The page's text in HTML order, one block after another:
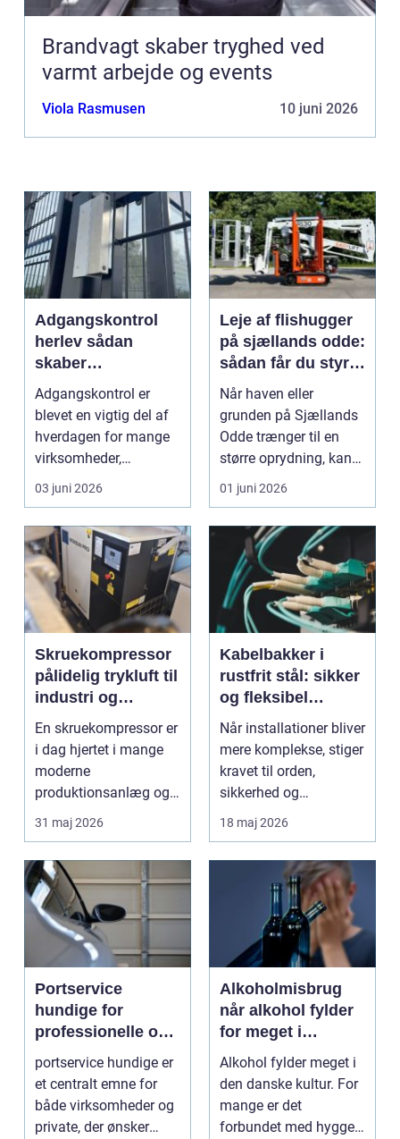
Brandvagt skaber tryghed ved
varmt arbejde og events
Viola Rasmusen 10 juni 2026
Adgangskontrol
herlev sådan
skaber
virksomheder
bedre sikkerhed
og fleksibilitet
Adgangskontrol er
blevet en vigtig del af
hverdagen for mange
virksomheder,
boligforeninger og
insti...
03 juni 2026
Leje af flishugger
på sjællands odde:
sådan får du styr
på grene og
haveaffald
Når haven eller
grunden på Sjællands
Odde trænger til en
større oprydning, kan
en flishugger spare
m...
01 juni 2026
Skruekompressor
pålidelig trykluft til
industri og
værksted
En skruekompressor er
i dag hjertet i mange
moderne
produktionsanlæg og
autoværksteder. Når
trykluft...
31 maj 2026
Kabelbakker i
rustfrit stål: sikker
og fleksibel
kabelføring
Når installationer bliver
mere komplekse, stiger
kravet til orden,
sikkerhed og
fleksibilitet i kabe...
18 maj 2026
Portservice
hundige for
professionelle og
private kunder
portservice hundige er
et centralt emne for
både virksomheder og
private, der ønsker
Alkoholmisbrug
når alkohol fylder
for meget i
hverdagen
Alkohol fylder meget i
den danske kultur. For
mange er det
forbundet med hygge,